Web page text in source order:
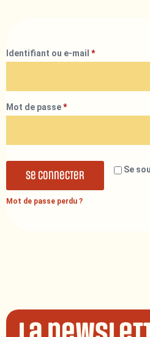
Identifiant ou e-mail *
Mot de passe*
Se
Se connecter
Mot de passe perdu ?